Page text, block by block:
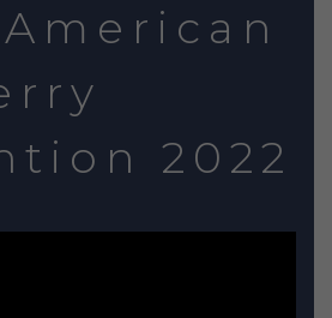
2022